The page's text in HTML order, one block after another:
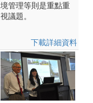
境管理等則是重點重
視議題。
下載詳細資料